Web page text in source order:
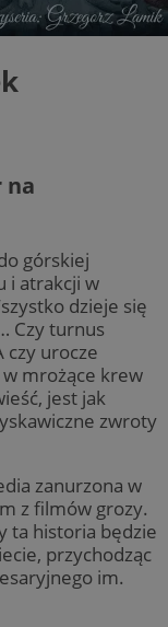
na
górskiej
i atrakcji w
dzieje się
Czy turnus
czy urocze
mrożące krew
jest jak
zwroty
zanurzona w
z filmów grozy.
ta historia będzie
przychodząc
im.